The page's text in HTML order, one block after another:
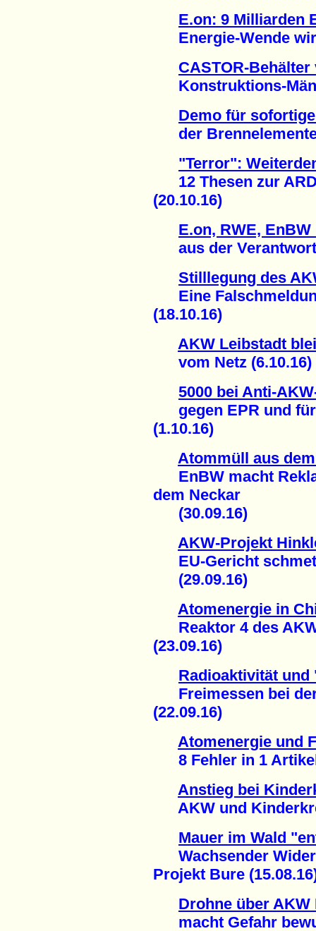
E.on: 9 Milliarden
Energie-Wende
CASTOR-
Konstruktions-
Demo für
der
"Terror":
12 Thesen zur
(20.10.16)
E.on, RWE,
aus der
Stilllegung des
Eine
(18.10.16)
AKW Leibstadt
vom Netz (6.10.16)
5000 bei Anti-
gegen EPR und für
(1.10.16)
Atommüll aus
EnBW macht
dem Neckar
(30.09.16)
AKW-Projekt
EU-Gericht
(29.09.16)
Atomenergie in
Reaktor 4 des
(23.09.16)
Radioaktivität
Freimessen bei der
(22.09.16)
Atomenergie und
8 Fehler in 1 Artikel
Anstieg bei
AKW und
Mauer im Wald
Wachsender
Projekt Bure
Drohne über AKW
macht Gefahr